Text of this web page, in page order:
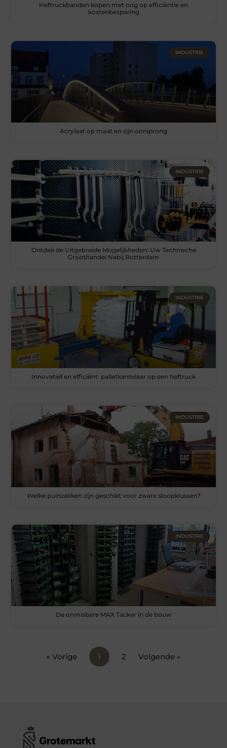
Heftruckbanden kopen met oog op efficiëntie en
kostenbesparing
INDUSTRIE
Acrylaat op maat en zijn oorsprong
INDUSTRIE
Ontdek de Uitgebreide Mogelijkheden: Uw Technische
Groothandel Nabij Rotterdam
INDUSTRIE
Innovatief en efficiënt: palletkantelaar op een heftruck
INDUSTRIE
Welke puinzakken zijn geschikt voor zware sloopklussen?
INDUSTRIE
De onmisbare MAX Tacker in de bouw
« Vorige 1 2 Volgende »